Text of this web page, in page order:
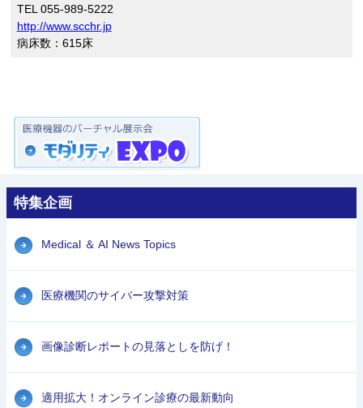
TEL 055-989-5222
http://www.scchr.jp
病床数：615床
特集企画
Medical ＆ AI News Topics
医療機関のサイバー攻撃対策
画像診断レポートの見落としを防げ！
適用拡大！オンライン診療の最新動向